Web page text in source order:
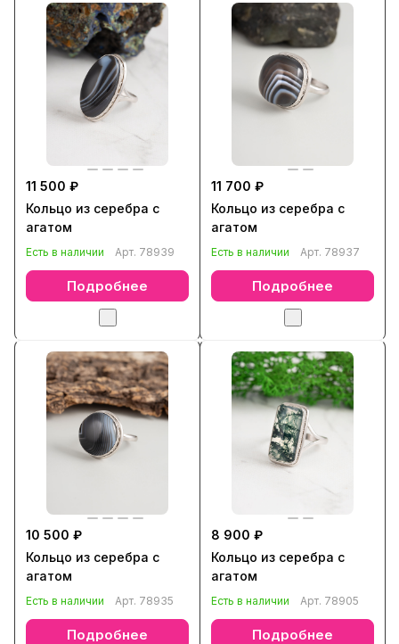
11 500 ₽
Кольцо из серебра с
агатом
Есть в наличии Арт. 78939
Подробнее
11 700 ₽
Кольцо из серебра с
агатом
Есть в наличии Арт. 78937
Подробнее
10 500 ₽
Кольцо из серебра с
агатом
Есть в наличии Арт. 78935
Подробнее
8 900 ₽
Кольцо из серебра с
агатом
Есть в наличии Арт. 78905
Подробнее